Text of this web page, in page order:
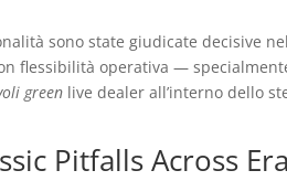
sono state giudicate decisive
flessibilità operativa —
green live dealer all’interno dello
Pitfalls Across